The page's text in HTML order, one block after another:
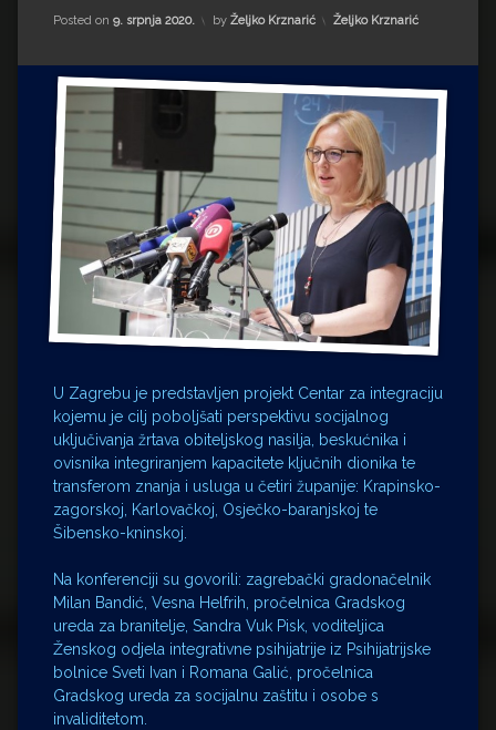
Matea Andrić
Ljiljana Lekanić-Kljaić
Željko Krznarić
Mario Lovreković
Miroslav Šantek
Posted on 9. srpnja 2020. by Željko Krznarić Kategorije:
Željko Krznarić
U Zagrebu je predstavljen projekt Centar za integraciju
kojemu je cilj poboljšati perspektivu socijalnog
uključivanja žrtava obiteljskog nasilja, beskućnika i
ovisnika integriranjem kapacitete ključnih dionika te
transferom znanja i usluga u četiri županije: Krapinsko-
zagorskoj, Karlovačkoj, Osječko-baranjskoj te
Šibensko-kninskoj.
Na konferenciji su govorili: zagrebački gradonačelnik
Milan Bandić, Vesna Helfrih, pročelnica Gradskog
ureda za branitelje, Sandra Vuk Pisk, voditeljica
Ženskog odjela integrativne psihijatrije iz Psihijatrijske
bolnice Sveti Ivan i Romana Galić, pročelnica
Gradskog ureda za socijalnu zaštitu i osobe s
invaliditetom.